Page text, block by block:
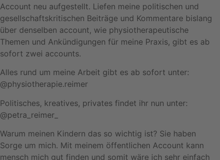
Account neu aufgestellt. Liefen meine politischen und
gesellschaftskritischen Beiträge und Kommentare bislang
über denselben account, wie physiotherapeutische
Themen und Ankündigungen für meine Praxis, gibt es ab
sofort zwei accounts.
Alles rund um meine Arbeit gibt es ab sofort unter:
@physiotherapie.reimer
Politisches, kreatives, privates findet ihr nun unter:
@petra_reimer_
Warum meinen Kindern das so wichtig ist? Sie haben
Sorge um mich. Mit meinem öffentlichen Account kann
mensch mich gut finden und somit wäre ich sehr einfach